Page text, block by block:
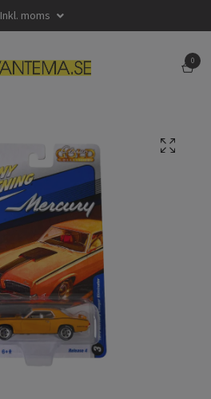
Inkl. moms
0